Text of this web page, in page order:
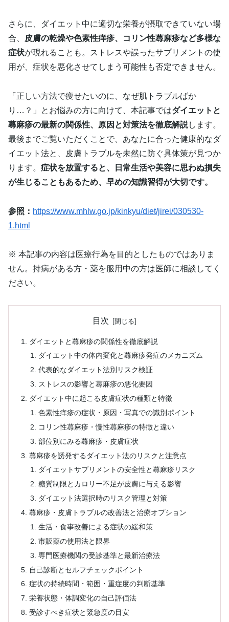
さらに、ダイエット中に適切な栄養が摂取できていない場
合、
皮膚の乾燥や色素性痒疹、コリン性蕁麻疹など多様な
症状が現れることも。ストレスや誤ったサプリメントの使
用が、症状を悪化させてしまう可能性も否定できません。
「正しい方法で痩せたいのに、なぜ肌トラブルばか
り…？」とお悩みの方に向けて、本記事ではダイエットと
蕁麻疹の最新の関係性、原因と対策法を徹底解説します。
最後までご覧いただくことで、あなたに合った健康的なダ
イエット法と、皮膚トラブルを未然に防ぐ具体策が見つか
ります。 症状を放置すると、日常生活や美容に思わぬ損失
が生じることもあるため、早めの知識習得が大切です。
参照： https://www.mhlw.go.jp/kinkyu/diet/jirei/030530-
1.html
※ 本記事の内容は医療行為を目的としたものではありま
せん。持病がある方・薬を服用中の方は医師に相談してく
ださい。
目次
ダイエットと蕁麻疹の関係性を徹底解説
ダイエット中の体内変化と蕁麻疹発症のメカニズム
代表的なダイエット法別リスク検証
ストレスの影響と蕁麻疹の悪化要因
ダイエット中に起こる皮膚症状の種類と特徴
色素性痒疹の症状・原因・写真での識別ポイント
コリン性蕁麻疹・慢性蕁麻疹の特徴と違い
部位別にみる蕁麻疹・皮膚症状
蕁麻疹を誘発するダイエット法のリスクと注意点
ダイエットサプリメントの安全性と蕁麻疹リスク
糖質制限とカロリー不足が皮膚に与える影響
ダイエット法選択時のリスク管理と対策
蕁麻疹・皮膚トラブルの改善法と治療オプション
生活・食事改善による症状の緩和策
市販薬の使用法と限界
専門医療機関の受診基準と最新治療法
自己診断とセルフチェックポイント
症状の持続時間・範囲・重症度の判断基準
栄養状態・体調変化の自己評価法
受診すべき症状と緊急度の目安